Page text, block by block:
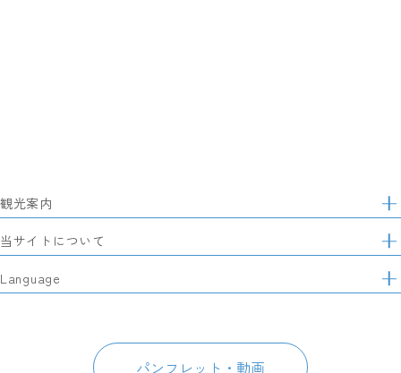
サ
イ
ト
マ
ッ
プ
観光案内
特集
モデルコース
当サイトについて
静岡県観光協会について
パンフレット・動画
Language
パンフレット・動画